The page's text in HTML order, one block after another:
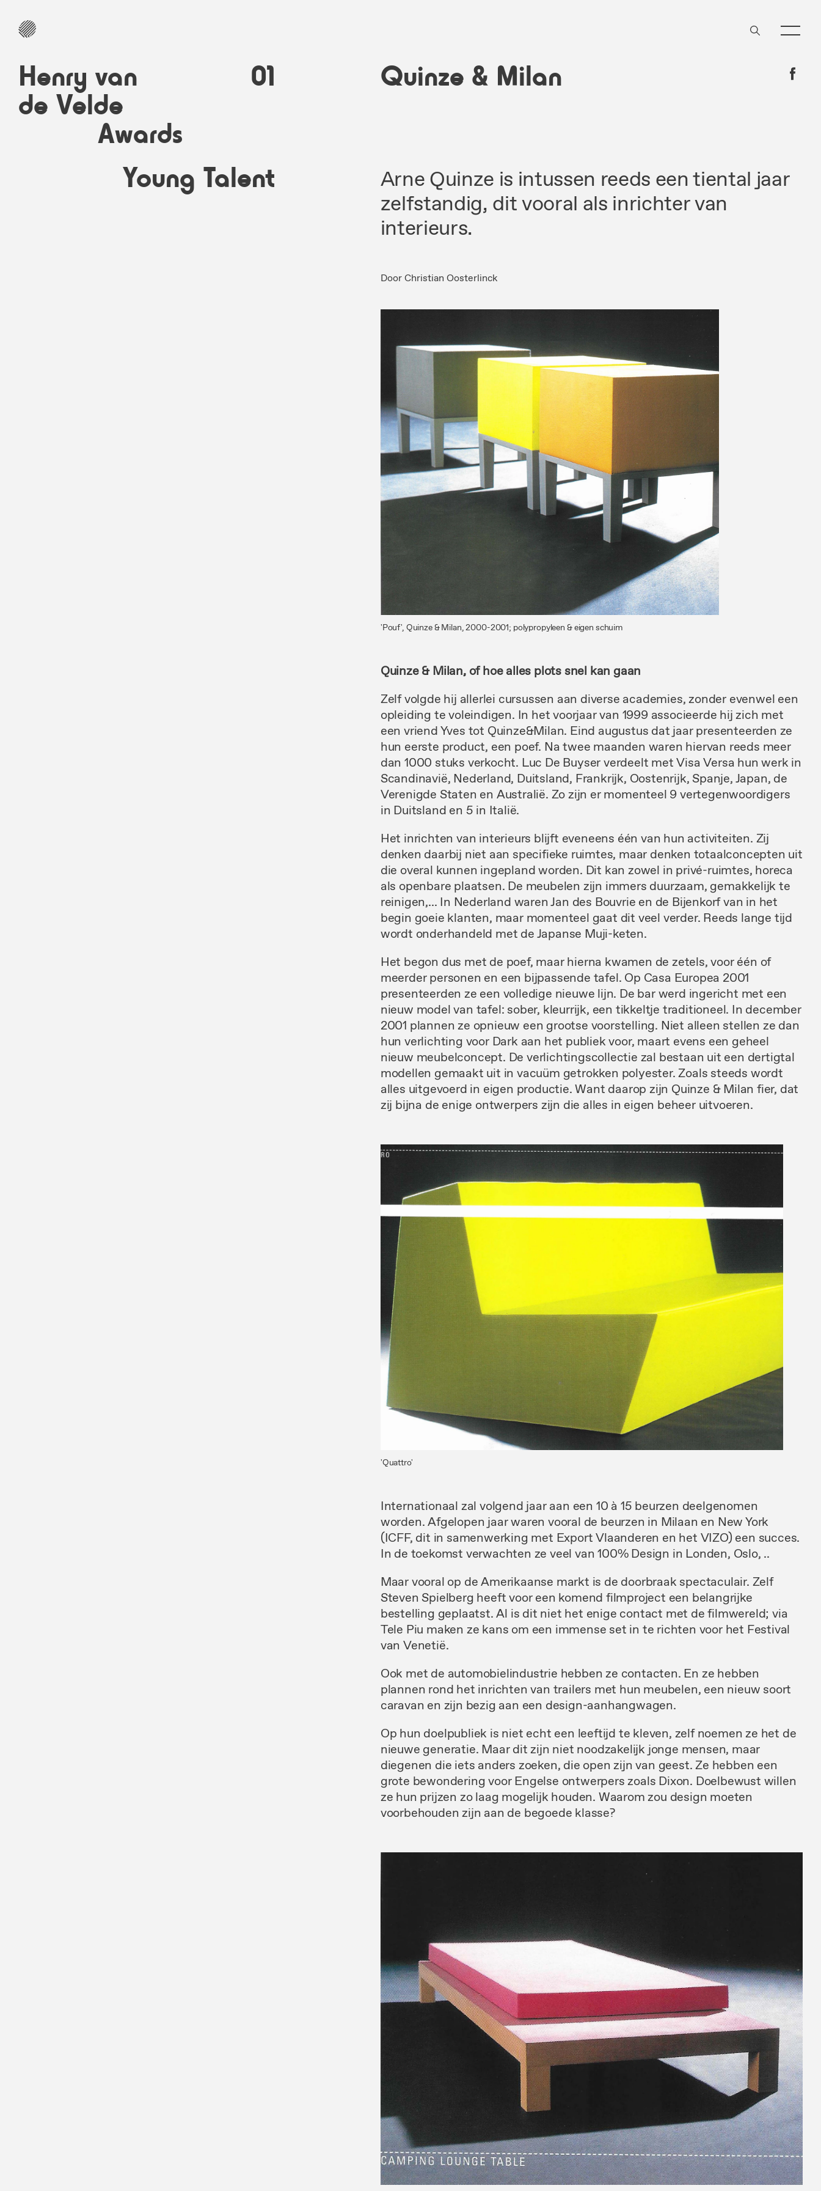
Henry van
de Velde
01
Awards
Young Talent
Quinze & Milan
Arne Quinze is intussen reeds eentientaljaar
zelfstandig, ditvooral als inrichtervan
interieurs.
DoorChristian Oosterlinck
'Pouf', Quinze & Milan, 2000-2001; polypropyleen & eigen schuim
Quinze & Milan, of hoe alles plots snel kan gaan
Zelfvolgde hij allerlei cursussen aan diverse academies, zonder evenwel een
opleiding tevoleindigen. In hetvoorjaar van 1999 associeerde hijzich met
een vriend Yves tot Quinze&Milan. Eind augustus dat jaar presenteerden ze
hun eerste product, een poef. Natwee maanden waren hiervan reeds meer
dan 1000 stuks verkocht. Luc De Buyserverdeelt met Visa Versa hun werk in
Scandinavië, Nederland, Duitsland, Frankrijk, Oostenrijk, Spanje, Japan, de
Verenigde Staten en Australië. Zo zijn ermomenteel 9 vertegenwoordigers
in Duitsland en 5 in Italië.
Het inrichtenvan interieurs blijft eveneens één van hun activiteiten. Zij
denken daarbij niet aan specifieke ruimtes, maar denken totaalconcepten uit
die overal kunnen ingeplandworden. Dit kanzowel in privé-ruimtes, horeca
als openbare plaatsen. De meubelen zijn immers duurzaam, gemakkelijk te
reinigen,... In Nederland waren Jan des Bouvrie en de Bijenkorfvan in het
begin goeie klanten, maar momenteel gaat dit veel verder. Reeds lange tijd
wordt onderhandeld met de Japanse Muji-keten.
Het begon dus met de poef, maar hierna kwamen dezetels,vooréén of
meerderpersonen en een bijpassende tafel. Op Casa Europea 2001
presenteerden ze een volledige nieuwe lijn. De bar werd ingericht met een
nieuw modelvan tafel: sober, kleurrijk, een tikkeltje traditioneel. In december
2001 plannenze opnieuw een grootse voorstelling. Niet alleen stellen ze dan
hun verlichting voor Dark aan het publiek voor, maart evens een geheel
nieuw meubelconcept. Deverlichtingscollectie zal bestaan uit een dertigtal
modellen gemaakt uit in vacuüm getrokken polyester.Zoals steeds wordt
alles uitgevoerd in eigen productie.Want daaropzijn Quinze &Milanfier, dat
zij bijna de enige ontwerpers zijn die alles in eigen beheer uitvoeren.
'Quattro'
Internationaal zalvolgendjaaraan een 10 à 15 beurzen deelgenomen
worden.Afgelopen jaarwarenvooral de beurzen in Milaan en New York
(ICFF, dit in samenwerking met ExportVlaanderen en het VIZO) een succes.
In de toekomst verwachten zeveelvan100%Design in Londen, Oslo, ..
Maarvooral op de Amerikaanse markt is de doorbraak spectaculair. Zelf
Steven Spielberg heeft vooreen komendfilmproject een belangrijke
bestelling geplaatst. Al is dit niet het enige contact met de filmwereld;via
Tele Piu maken ze kans om een immense set in te richten voor het Festival
van Venetië.
Ook met de automobielindustrie hebbenze contacten. En ze hebben
plannen rond het inrichtenvan trailers met hun meubelen, een nieuw soort
caravan en zijn bezig aan een design-aanhangwagen.
Op hun doelpubliek is niet echt een leeftijd te kleven, zelfnoemenze het de
nieuwe generatie. Maar ditzijn niet noodzakelijk jonge mensen, maar
diegenen die iets anders zoeken, die openzijnvan geest.Ze hebben een
grote bewondering voorEngelse ontwerpers zoals Dixon. Doelbewust willen
ze hun prijzen zolaag mogelijk houden. Waarom zou design moeten
voorbehoudenzijn aan de begoede klasse?